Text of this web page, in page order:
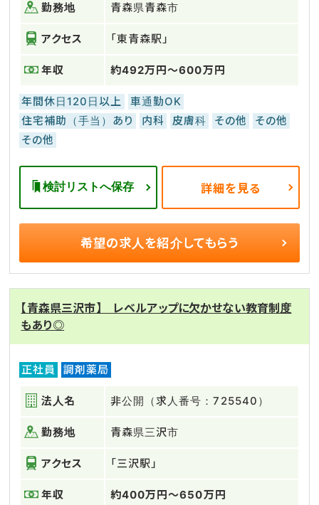
勤務地 青森県青森市
アクセス 「東青森駅」
年収 約492万円～600万円
年間休日120日以上
車通勤OK
住宅補助（手当）あり
内科 皮膚科 その他
その他
その他
検討リストへ保存 詳細を見る
希望の求人を紹介してもらう
【青森県三沢市】 レベルアップに欠かせない教育制度
もあり◎
正社員 調剤薬局
法人名 非公開（求人番号：725540）
勤務地 青森県三沢市
アクセス 「三沢駅」
年収 約400万円～650万円